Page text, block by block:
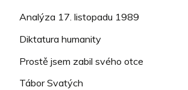
Analýza 17. listopadu 1989
Diktatura humanity
Prostě jsem zabil svého otce
Tábor Svatých